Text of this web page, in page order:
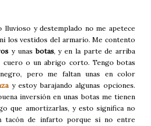
lluvioso y destemplado no me apetece
los vestidos del armario. Me contento
y unasbotas, y en la parte de arriba
cuero o un abrigo corto. Tengo botas
pero me faltan unas en color
y estoy barajando algunas opciones.
inversión en unas botas me tienen
que amortizarlas, y esto significa no
tacón de infarto porque si no entre